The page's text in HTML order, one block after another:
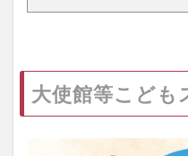
大使館等こども